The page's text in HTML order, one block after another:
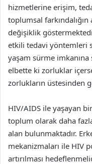
hizmetlerine erişim,
toplumsal
değişiklik
etkili tedavi yöntemleri
yaşam sürme
elbette ki zorluklar
zorlukların üstesinden
HIV/AIDS ile yaşayan
toplum olarak daha
alan bulunmaktadır.
mekanizmaları ile HIV
artırılması